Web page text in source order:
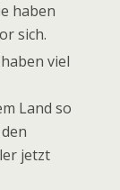
haben
sich.
viel
Land so
jetzt